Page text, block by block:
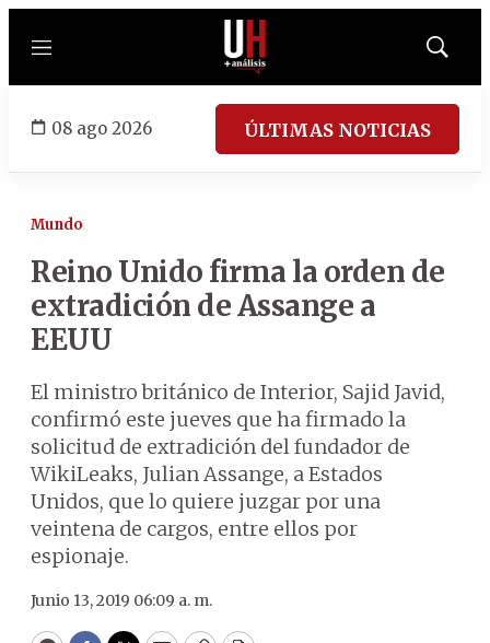
Menú
Mostrar
08 ago 2026 ÚLTIMAS NOTICIAS
Mundo
Reino Unido firma la orden de
extradición de Assange a
EEUU
El ministro británico de Interior, Sajid Javid,
confirmó este jueves que ha firmado la
solicitud de extradición del fundador de
WikiLeaks, Julian Assange, a Estados
Unidos, que lo quiere juzgar por una
veintena de cargos, entre ellos por
espionaje.
Junio 13, 2019 06:09 a. m.